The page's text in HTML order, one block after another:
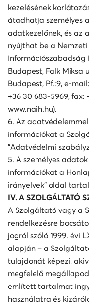
kezelésének
átadhatja személyes
adatkezelőnek, és az
nyújthat be a
Információszabadság
Budapest, Falk Miksa
Budapest, Pf.:9, e-
+36 30 683-5969, fax:
www.naih.hu).
6. Az
információkat a
"Adatvédelmi
5. A személyes
információkat a
irányelvek” oldal
IV. A SZOLGÁLTATÓ
A Szolgáltató vagy a
rendelkezésre
jogról szóló 1999. évi
alapján – a
tulajdonát képezi,
megfelelő
említett tartalmat
használatra és